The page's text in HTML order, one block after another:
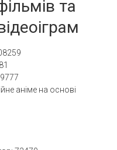
та
аніме на основі